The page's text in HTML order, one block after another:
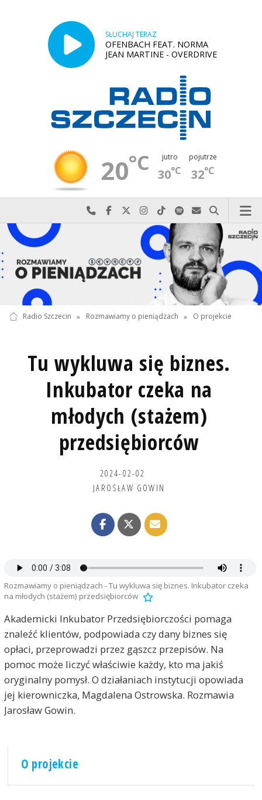
SŁUCHAJ TERAZ
OFENBACH FEAT. NORMA
JEAN MARTINE - OVERDRIVE
20°C jutro
30°C
pojutrze
32°C
Najlepiej po prostu do nas zadzwoń
Odwiedź nas na Facebook-u
Odwiedź nas na X
Odwiedź nas na Instagram-ie
Odwiedź nas na TikTok-u
Szukaj nas na Spotify
Wyślij do nas
Szukaj
Radio Szczecin » Rozmawiamy o pieniądzach » O projekcie
Tu wykluwa się biznes.
Inkubator czeka na
młodych (stażem)
przedsiębiorców
2024-02-02
JAROSŁAW GOWIN
Rozmawiamy o pieniądzach - Tu wykluwa się biznes. Inkubator czeka
na młodych (stażem) przedsiębiorców
Akademicki Inkubator Przedsiębiorczości pomaga
znaleźć klientów, podpowiada czy dany biznes się
opłaci, przeprowadzi przez gąszcz przepisów. Na
pomoc może liczyć właściwie każdy, kto ma jakiś
oryginalny pomysł. O działaniach instytucji opowiada
jej kierowniczka, Magdalena Ostrowska. Rozmawia
Jarosław Gowin.
O projekcie